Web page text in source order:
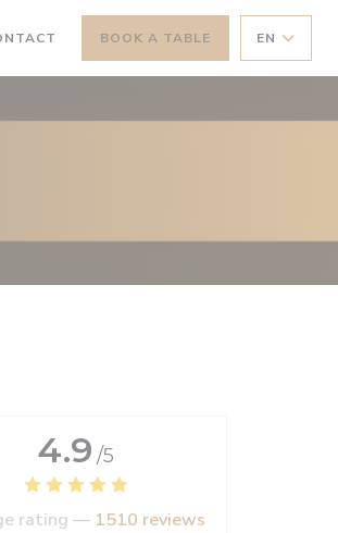
BOOK A TABLE EN
4.9 /5
rating — 1510 reviews